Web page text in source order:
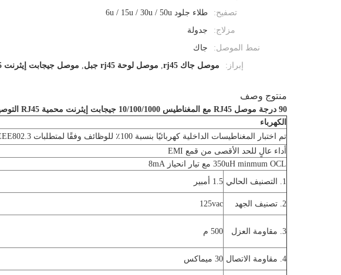
تصفيح:
طلاء جلود 6u / 15u / 30u / 50u
مزلاج:
جدولة
نمط الموصل:
جاك
إبراز:
موصل جاك rj45 , موصل لوحة rj45 جبل , موصل جيجابت إيثرنت Rj45 مع محول
منتوج وصف
90 درجة موصل RJ45 مع المغناطيس 10/100/1000 جيجابت إيثرنت محمية RJ45 التوصيل
الكهرباء
تم اختبار المغناطيسات الداخلية كهربائيًا بنسبة 100٪ للوظائف وفقًا لمتطلبات IEEE802.3
أداء عالٍ للحد الأقصى من قمع EMI
350uH minmum OCL مع تيار انحياز 8mA
1. التصنيف الحالي
1.5 أمبير
2. تصنيف الجهد 125vac
3. مقاومة العزل 500 م
4. مقاومة الاتصال 30 ميماكس